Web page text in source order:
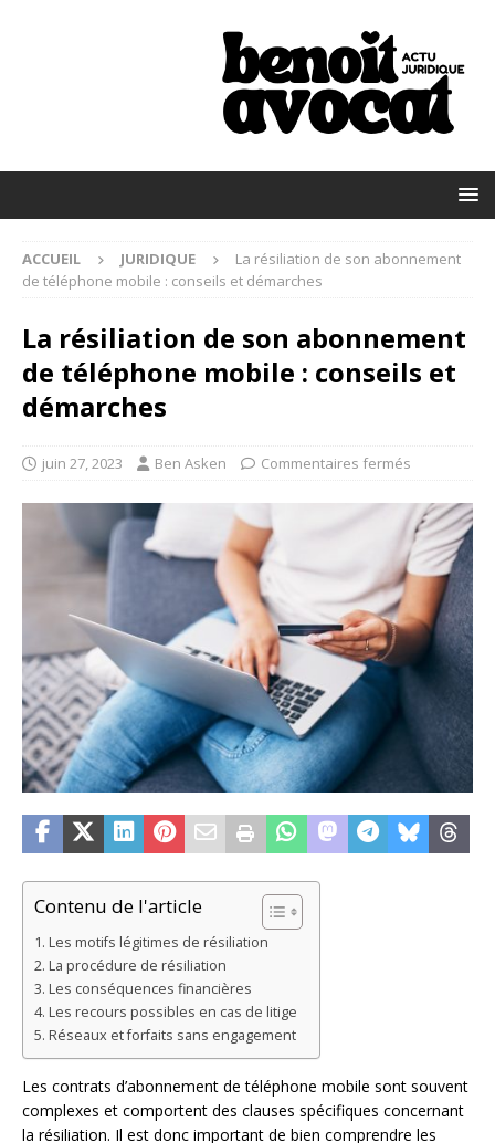
ACCUEIL JURIDIQUE
La résiliation de son abonnement
de téléphone mobile : conseils et démarches
La résiliation de son abonnement
de téléphone mobile : conseils et
démarches
juin 27, 2023 Ben Asken Commentaires fermés
Contenu de l'article
Les motifs légitimes de résiliation
La procédure de résiliation
Les conséquences financières
Les recours possibles en cas de litige
Réseaux et forfaits sans engagement
Les contrats d’abonnement de téléphone mobile sont souvent
complexes et comportent des clauses spécifiques concernant
la résiliation. Il est donc important de bien comprendre les